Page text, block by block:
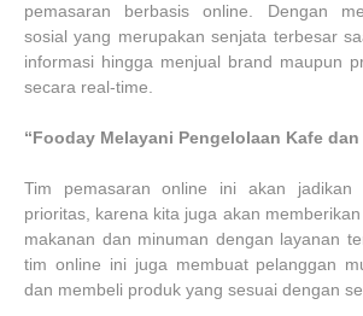
pemasaran berbasis online. Dengan
sosial yang merupakan senjata terbesar
informasi hingga menjual brand maupun
secara real-time.
“Fooday Melayani Pengelolaan Kafe dan
Tim pemasaran online ini akan jadikan
prioritas, karena kita juga akan
makanan dan minuman dengan layanan
tim online ini juga membuat pelanggan
dan membeli produk yang sesuai dengan